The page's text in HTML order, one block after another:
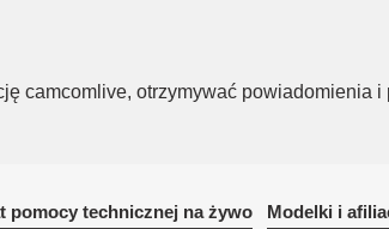
camcomlive, otrzymywać powiadomienia i
pomocy technicznej na żywo Modelki i